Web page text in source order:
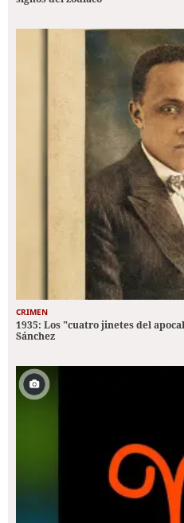
CRIMEN
1935: Los "cuatro jinetes del
Sánchez